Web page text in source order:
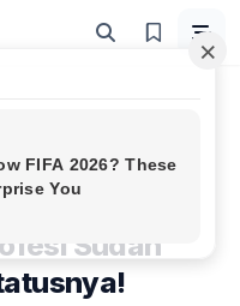
Waktu:
Sudah